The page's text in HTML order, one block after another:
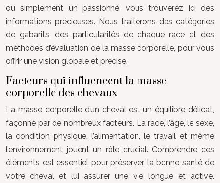
ou simplement un passionné, vous trouverez ici des
informations précieuses. Nous traiterons des catégories
de gabarits, des particularités de chaque race et des
méthodes d’évaluation de la masse corporelle, pour vous
offrir une vision globale et précise.
Facteurs qui influencent la masse
corporelle des chevaux
La masse corporelle d’un cheval est un équilibre délicat,
façonné par de nombreux facteurs. La race, l’âge, le sexe,
la condition physique, l’alimentation, le travail et même
l’environnement jouent un rôle crucial. Comprendre ces
éléments est essentiel pour préserver la bonne santé de
votre cheval et lui assurer une vie longue et active.